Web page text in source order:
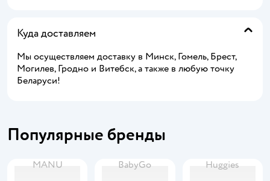
Куда доставляем
Мы осуществляем доставку в Минск, Гомель, Брест,
Могилев, Гродно и Витебск, а также в любую точку
Беларуси!
Популярные бренды
MANU BabyGo Huggies